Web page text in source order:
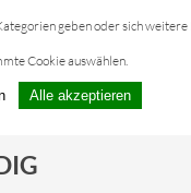
geben oder sich
Cookie auswählen.
Alle akzeptieren